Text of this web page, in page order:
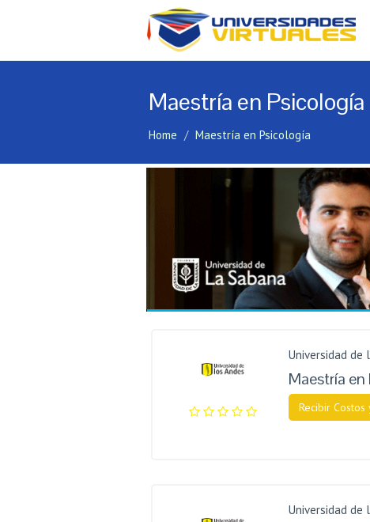
Maestría en Psicología
Home Maestría en Psicología
Universidad de
Maestría
Recibir
Universidad de